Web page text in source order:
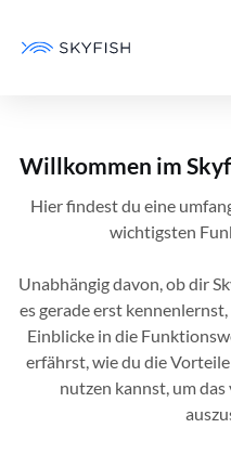
Willkommen im
Hier findest du eine
wichtigsten
Unabhängig davon, ob dir
es gerade erst
Einblicke in die
erfährst, wie du die
nutzen kannst, um